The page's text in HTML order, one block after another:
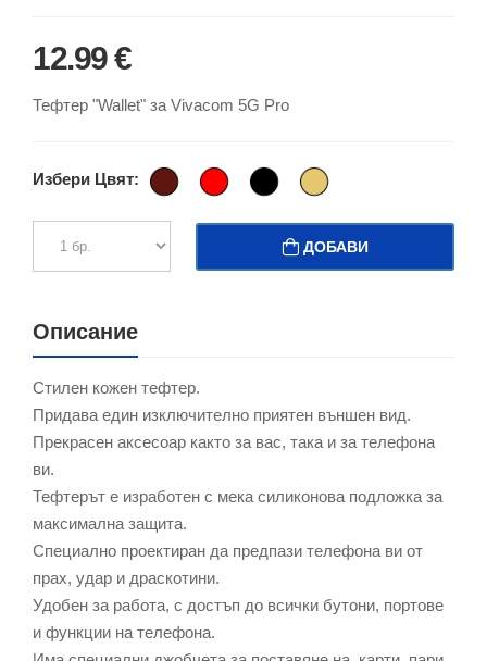
12.99 €
Тефтер "Wallet" за Vivacom 5G Pro
Избери Цвят:
ДОБАВИ
Описание
Стилен кожен тефтер.
Придава един изключително приятен външен вид.
Прекрасен аксесоар както за вас, така и за телефона
ви.
Тефтерът е изработен с мека силиконова подложка за
максимална защита.
Специално проектиран да предпази телефона ви от
прах, удар и драскотини.
Удобен за работа, с достъп до всички бутони, портове
и функции на телефона.